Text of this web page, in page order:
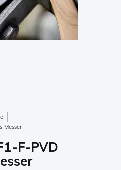
Messer
F-PVD